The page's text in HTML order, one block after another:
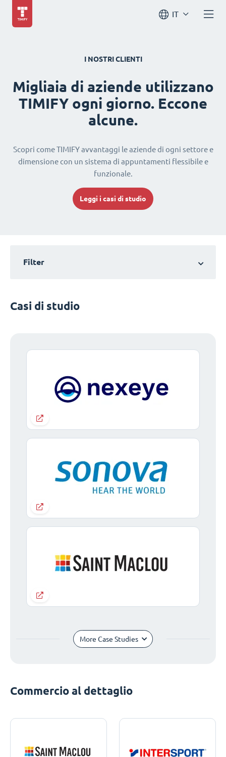
IT
I NOSTRI CLIENTI
Migliaia di aziende utilizzano
TIMIFY ogni giorno. Eccone
alcune.
Scopri come TIMIFY avvantaggi le aziende di ogni settore e
dimensione con un sistema di appuntamenti flessibile e
funzionale.
Leggi i casi di studio
Filter
Casi di studio
More Case Studies
Commercio al dettaglio